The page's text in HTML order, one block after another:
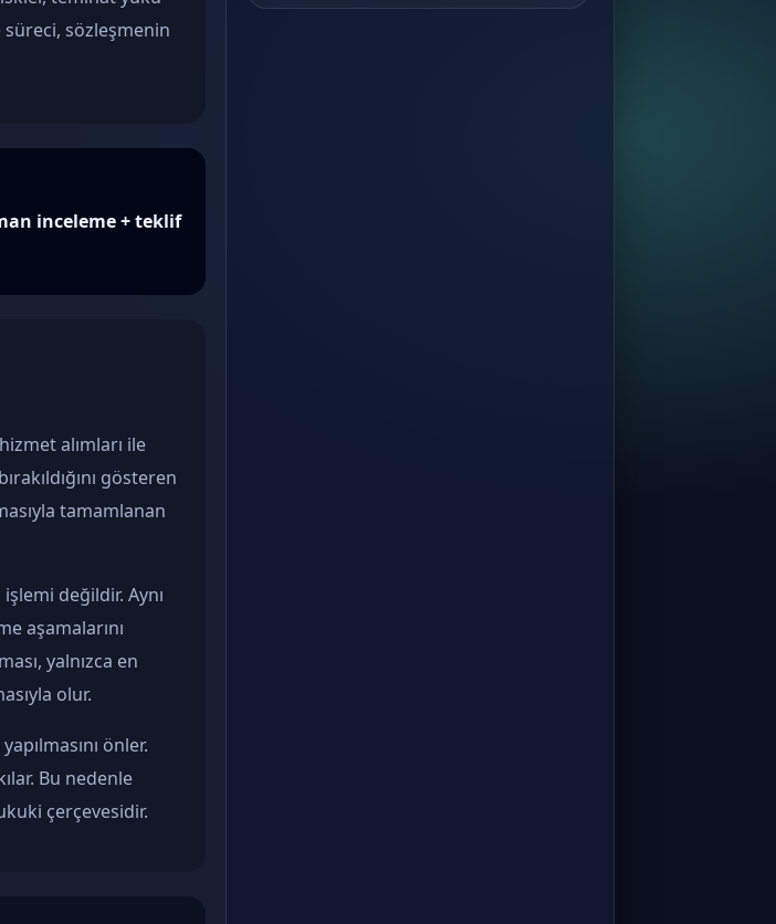
sözleşmenin
inceleme + teklif
alımları ile
gösteren
tamamlanan
değildir. Aynı
aşamalarını
yalnızca en
olur.
önler.
Bu nedenle
çerçevesidir.
Özellikleri